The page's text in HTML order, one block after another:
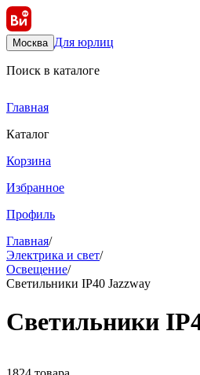
Москва Для юрлиц
Поиск в каталоге
Главная
Каталог
Корзина
Избранное
Профиль
Главная/
Электрика и свет/
Освещение/
Светильники IP40 Jazzway
Светильники